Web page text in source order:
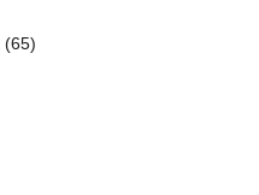
(65)